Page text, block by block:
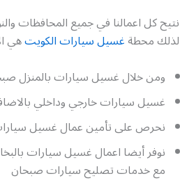
نتيح كل اعمالنا في جميع المحافظات
لذلك محطةغسيل سيارات الكويتهي
ومن خلال غسيل سيارات بالمنزل
غسيل سيارات خارجي وداخلي
نحرص على تأمين عمال غسيل
نوفر أيضا اعمال غسيل سيارات
مع خدمات تصليح سيارات صبحان